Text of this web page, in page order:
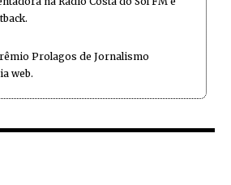
Prolagos de Jornalismo
web.